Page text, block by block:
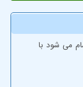
می شود با